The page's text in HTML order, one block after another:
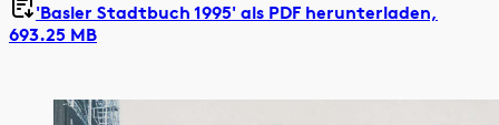
'Basler Stadtbuch 1995' als PDF herunterladen,
693.25 MB